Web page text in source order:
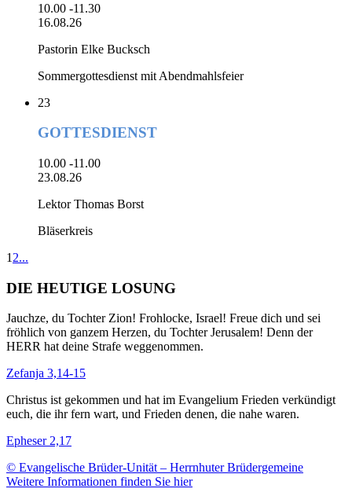
10.00 -11.30
16.08.26
Pastorin Elke Bucksch
Sommergottesdienst mit Abendmahlsfeier
23
GOTTESDIENST
10.00 -11.00
23.08.26
Lektor Thomas Borst
Bläserkreis
1 2...
DIE HEUTIGE LOSUNG
Jauchze, du Tochter Zion! Frohlocke, Israel! Freue dich und sei
fröhlich von ganzem Herzen, du Tochter Jerusalem! Denn der
HERR hat deine Strafe weggenommen.
Zefanja 3,14-15
Christus ist gekommen und hat im Evangelium Frieden verkündigt
euch, die ihr fern wart, und Frieden denen, die nahe waren.
Epheser 2,17
© Evangelische Brüder-Unität – Herrnhuter Brüdergemeine
Weitere Informationen finden Sie hier